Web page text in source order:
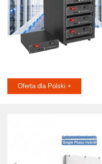
Oferta dla Polski +